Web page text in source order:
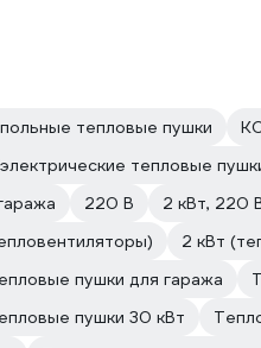
тепловые пушки
тепловые
220 В 2 кВт, 220
2 кВт
пушки для гаража
пушки 30 кВт